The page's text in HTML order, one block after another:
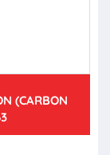
(CARBON